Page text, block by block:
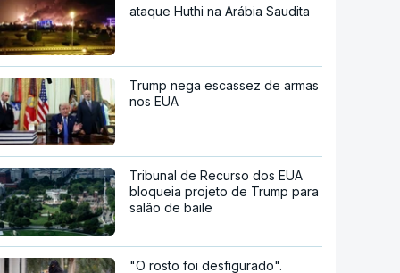
ataque Huthi na Arábia Saudita
Trump nega escassez de armas
nos EUA
Tribunal de Recurso dos EUA
bloqueia projeto de Trump para
salão de baile
"O rosto foi desfigurado".